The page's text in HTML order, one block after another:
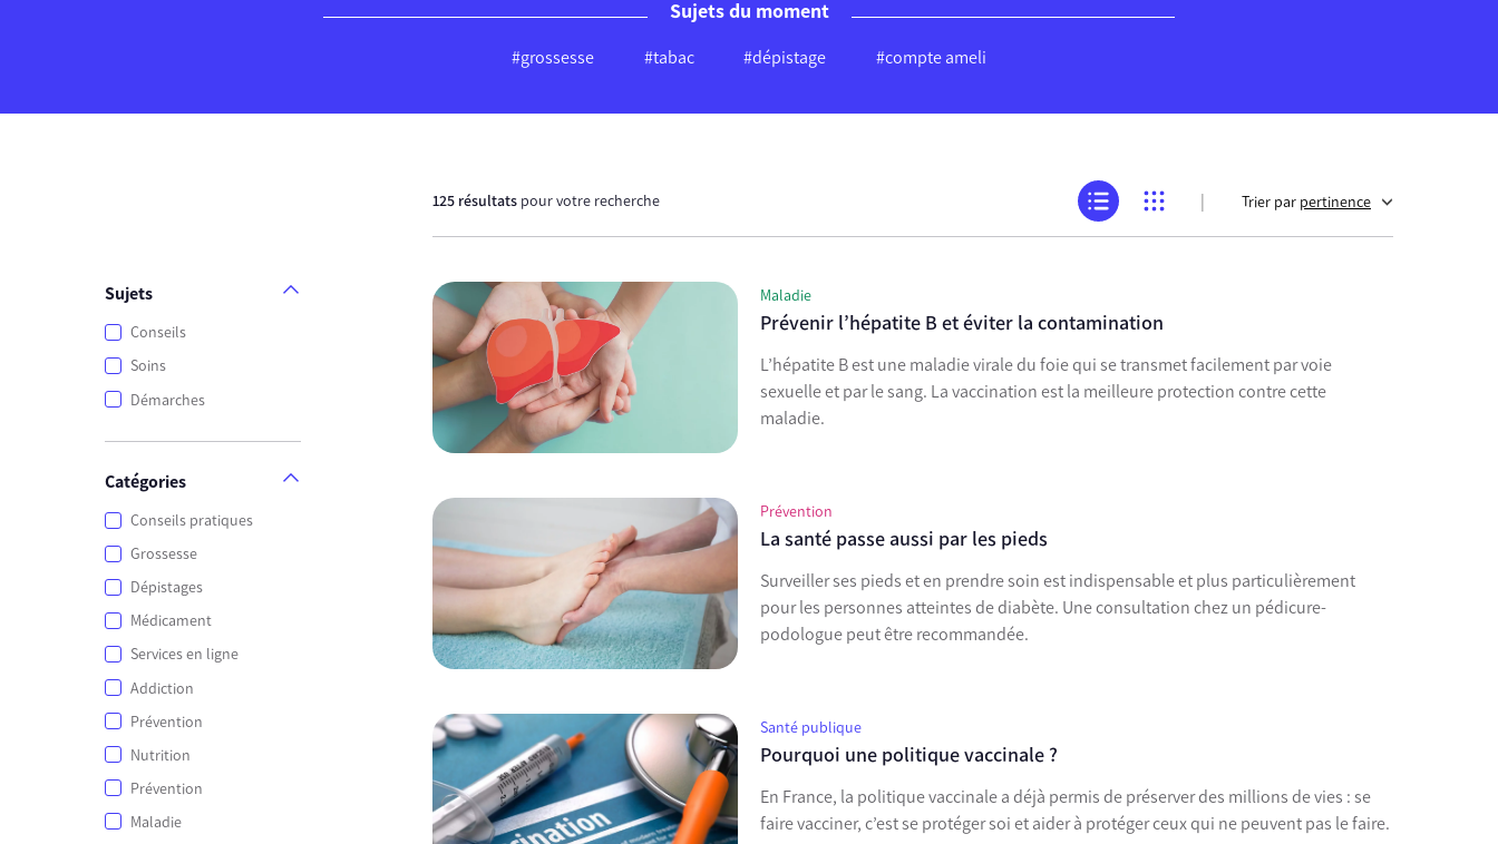
Sujets du moment
#grossesse #tabac #dépistage #compte ameli
Sujets
Conseils
Soins
Démarches
Catégories
Conseils pratiques
Grossesse
Dépistages
Médicament
Services en ligne
Addiction
Prévention
Nutrition
Prévention
Maladie
125 résultats pour votre recherche | Trier par pertinence
Maladie
Prévenir l’hépatite B et éviter la contamination
L’hépatite B est une maladie virale du foie qui se transmet facilement par voie
sexuelle et par le sang. La vaccination est la meilleure protection contre cette
maladie.
Prévention
La santé passe aussi par les pieds
Surveiller ses pieds et en prendre soin est indispensable et plus particulièrement
pour les personnes atteintes de diabète. Une consultation chez un pédicure-
podologue peut être recommandée.
Santé publique
Pourquoi une politique vaccinale ?
En France, la politique vaccinale a déjà permis de préserver des millions de vies : se
faire vacciner, c’est se protéger soi et aider à protéger ceux qui ne peuvent pas le faire.